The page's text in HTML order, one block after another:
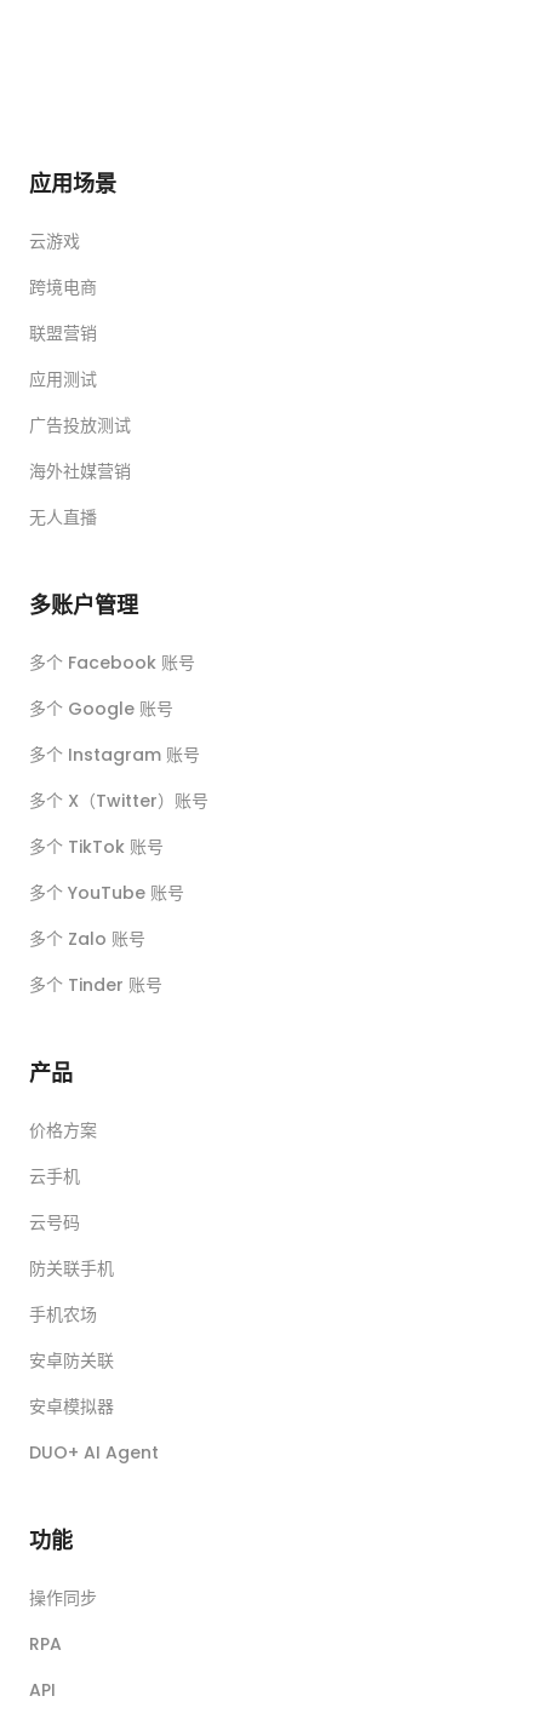
应用场景
云游戏
跨境电商
联盟营销
应用测试
广告投放测试
海外社媒营销
无人直播
多账户管理
多个 Facebook 账号
多个 Google 账号
多个 Instagram 账号
多个 X（Twitter）账号
多个 TikTok 账号
多个 YouTube 账号
多个 Zalo 账号
多个 Tinder 账号
产品
价格方案
云手机
云号码
防关联手机
手机农场
安卓防关联
安卓模拟器
DUO+ AI Agent
功能
操作同步
RPA
API